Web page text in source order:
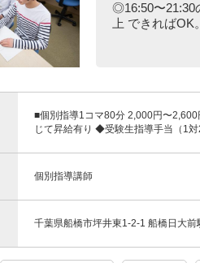
◎16:50〜21:30
上 できれば
■個別指導1コマ80分 2,000円〜
じて昇給有り ◆受験生指導手当（1
個別指導講師
千葉県船橋市坪井東1-2-1 船橋日大前